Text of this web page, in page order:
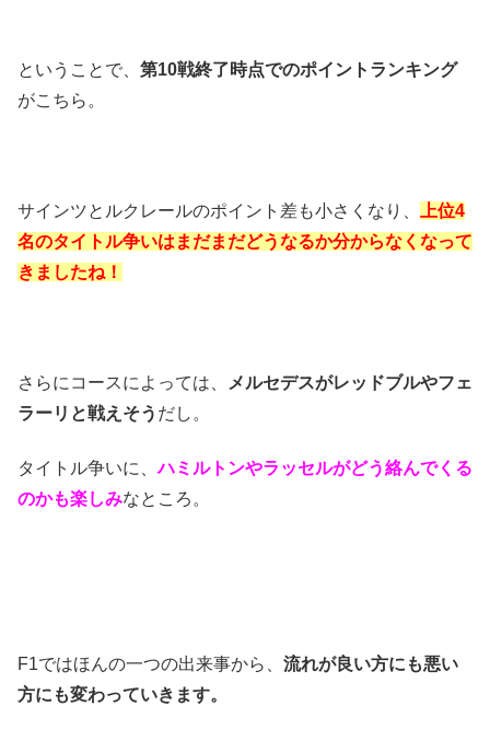
ということで、 第10戦終了時点でのポイントランキング
がこちら。
サインツとルクレールのポイント差も小さくなり、
上位4
名のタイトル争いはまだまだどうなるか分からなくなって
きましたね！
さらにコースによっては、
メルセデスがレッドブルやフェ
ラーリと戦えそう だし。
タイトル争いに、ハミルトンやラッセルがどう絡んでくる
のかも楽しみなところ。
F1ではほんの一つの出来事から、 流れが良い方にも悪い
方にも変わっていきます。